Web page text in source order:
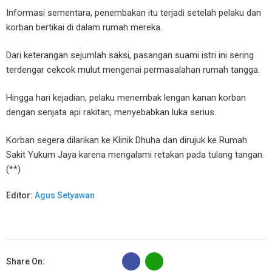
Informasi sementara, penembakan itu terjadi setelah pelaku dan
korban bertikai di dalam rumah mereka.
Dari keterangan sejumlah saksi, pasangan suami istri ini sering
terdengar cekcok mulut mengenai permasalahan rumah tangga.
Hingga hari kejadian, pelaku menembak lengan kanan korban
dengan senjata api rakitan, menyebabkan luka serius.
Korban segera dilarikan ke Klinik Dhuha dan dirujuk ke Rumah
Sakit Yukum Jaya karena mengalami retakan pada tulang tangan.
(**)
Editor: Agus Setyawan
Share On:
B